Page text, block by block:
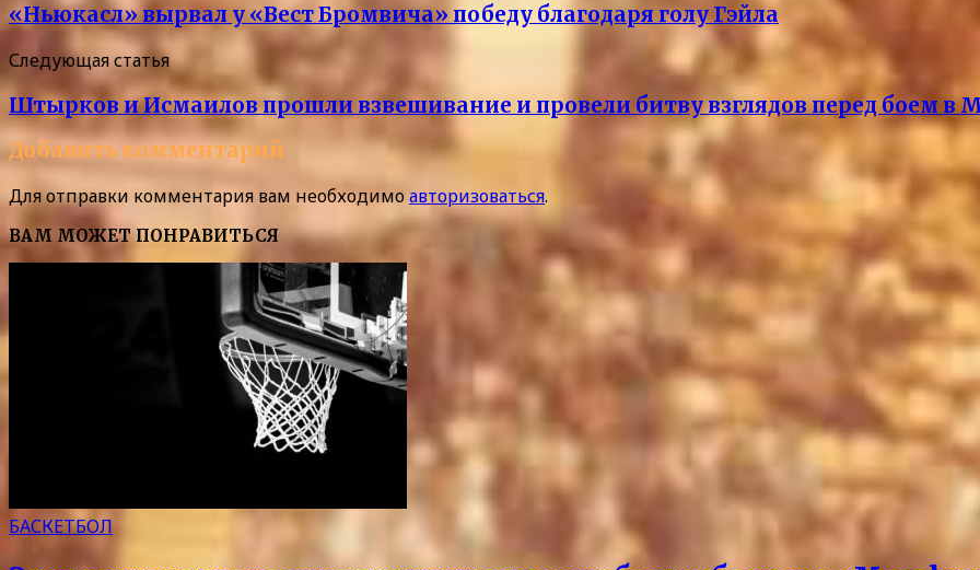
«Ньюкасл» вырвал у «Вест Бромвича» победу благодаря голу Гэйла
Следующая статья
Штырков и Исмаилов прошли взвешивание и провели битву взглядов перед боем в
Добавить комментарий
Для отправки комментария вам необходимоавторизоваться.
ВАМ МОЖЕТ ПОНРАВИТЬСЯ
БАСКЕТБОЛ